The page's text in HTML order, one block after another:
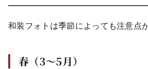
和装フォトは季節によっても注意点
春（3〜5月）